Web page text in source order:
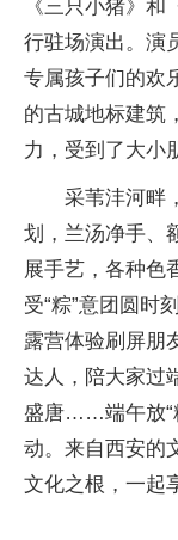
《三只小猪》
行驻场演出。演
专属孩子们的欢
的古城地标建筑
力，受到了大小
采苇沣河畔
划，兰汤净手、
展手艺，各种色
受“粽”意团圆时
露营体验刷屏朋
达人，陪大家过
盛唐……端午放“
动。来自西安的
文化之根，一起